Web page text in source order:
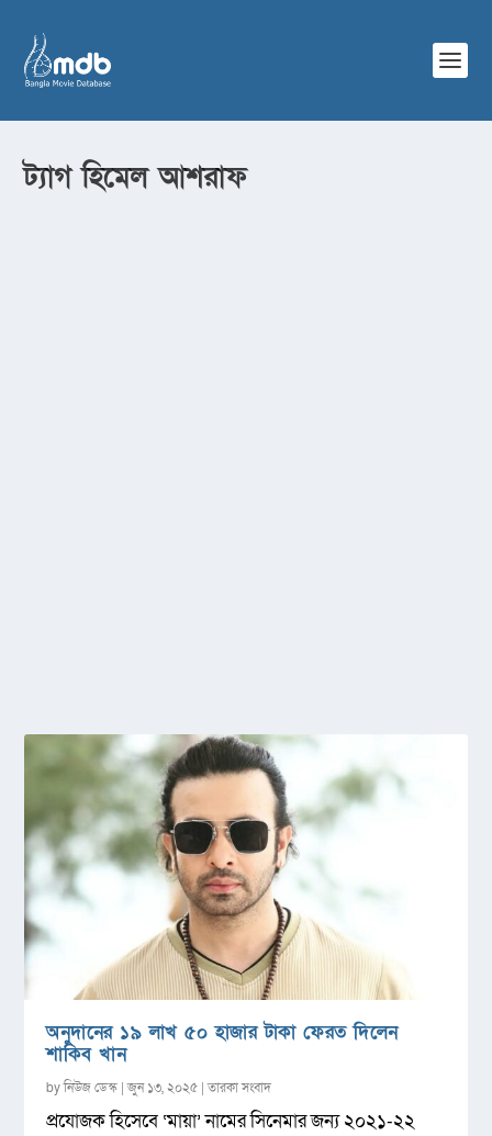
ট্যাগহিমেল আশরাফ
অনুদানের ১৯ লাখ ৫০ হাজার টাকা ফেরত দিলেন
শাকিব খান
byনিউজ ডেস্ক |জুন ১৩, ২০২৫ |তারকা সংবাদ
প্রযোজক হিসেবে ‘মায়া’ নামের সিনেমার জন্য ২০২১-২২